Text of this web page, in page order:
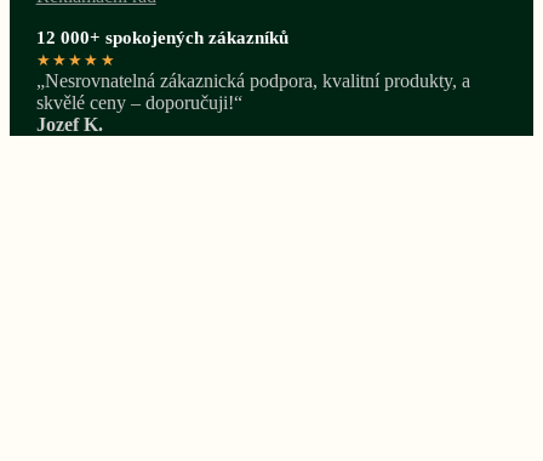
12 000+ spokojených zákazníků
★★★★★
„Nesrovnatelná zákaznická podpora, kvalitní produkty, a
skvělé ceny – doporučuji!“
Jozef K.